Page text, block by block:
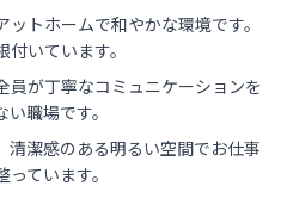
トホームで和やかな環境です。
いています。
員が丁寧なコミュニケーションを
職場です。
清潔感のある明るい空間でお仕事
ています。